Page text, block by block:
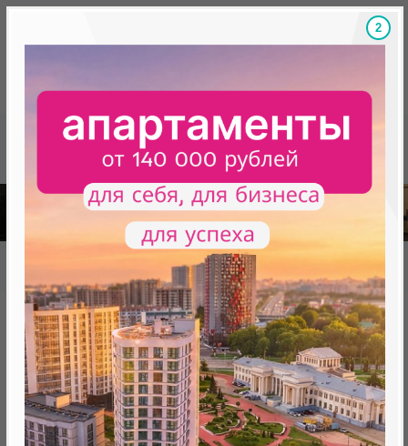
Скидки на новостройки, бонусы Готовые
База новостроек Минска «Минск Мир»
25.9 "Мумбаи", квартал "Азия"
25.9 "Мумбаи", квартал "Азия"
нет в продаже
Минск, Октябрьский, ул. Брилевская
метро «Ковальская Слобода», 566 м
1